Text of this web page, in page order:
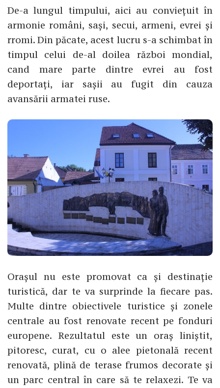
De-a lungul timpului, aici au conviețuit în
armonie români, sași, secui, armeni, evrei și
rromi. Din păcate, acest lucru s-a schimbat în
timpul celui de-al doilea război mondial,
cand mare parte dintre evrei au fost
deportați, iar sașii au fugit din cauza
avansării armatei ruse.
Orașul nu este promovat ca și destinație
turistică, dar te va surprinde la fiecare pas.
Multe dintre obiectivele turistice și zonele
centrale au fost renovate recent pe fonduri
europene. Rezultatul este un oraș liniștit,
pitoresc, curat, cu o alee pietonală recent
renovată, plină de terase frumos decorate și
un parc central în care să te relaxezi. Te va